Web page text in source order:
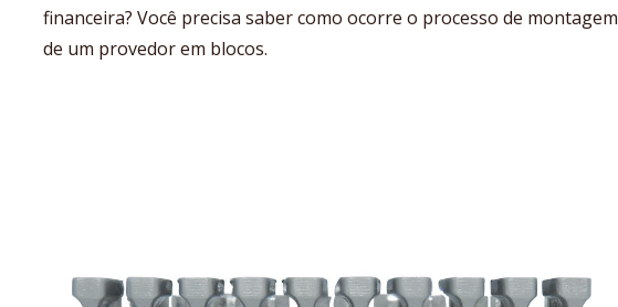
financeira? Você precisa saber como ocorre o processo de montagem
de um provedor em blocos.